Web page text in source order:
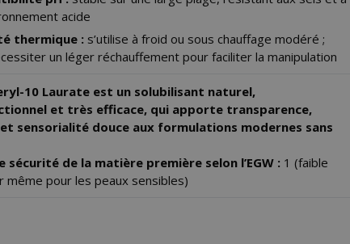
acide
thermique : s’utilise à froid ou sous chauffage modéré ;
un léger réchauffement pour faciliter la manipulation
10 Laurate est un solubilisant naturel,
et très efficace, qui apporte transparence,
sensorialité douce aux formulations modernes sans
sécurité de la matière première selon l’EGW : 1 (faible
même pour les peaux sensibles)